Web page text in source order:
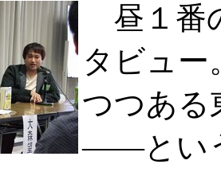
昼１番
タビュー
つつある
――とい